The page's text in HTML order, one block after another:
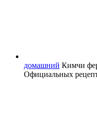
домашний Кимчи
Официальных